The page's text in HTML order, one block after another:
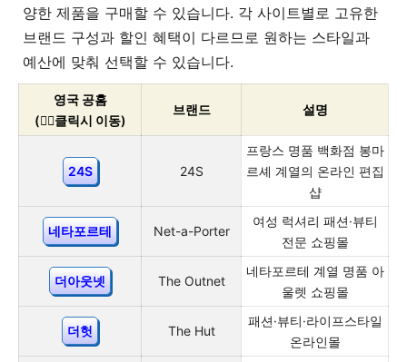
양한 제품을 구매할 수 있습니다. 각 사이트별로 고유한
브랜드 구성과 할인 혜택이 다르므로 원하는 스타일과
예산에 맞춰 선택할 수 있습니다.
영국 공홈
(👇🏻클릭시 이동)
브랜드 설명
24S 24S
프랑스 명품 백화점 봉마
르셰 계열의 온라인 편집
샵
네타포르테 Net-a-Porter
여성 럭셔리 패션·뷰티
전문 쇼핑몰
더아웃넷 The Outnet
네타포르테 계열 명품 아
울렛 쇼핑몰
더헛 The Hut
패션·뷰티·라이프스타일
온라인몰